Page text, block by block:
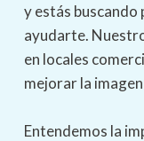
y estás
ayudarte.
en locales
mejorar la
Entendemos la